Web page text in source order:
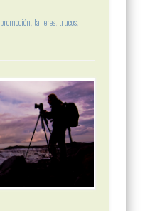
promoción ,talleres ,trucos